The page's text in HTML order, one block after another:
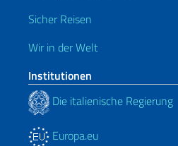
Sicher Reisen
Wir in der Welt
Institutionen
Die italienische Regierung
Europa.eu